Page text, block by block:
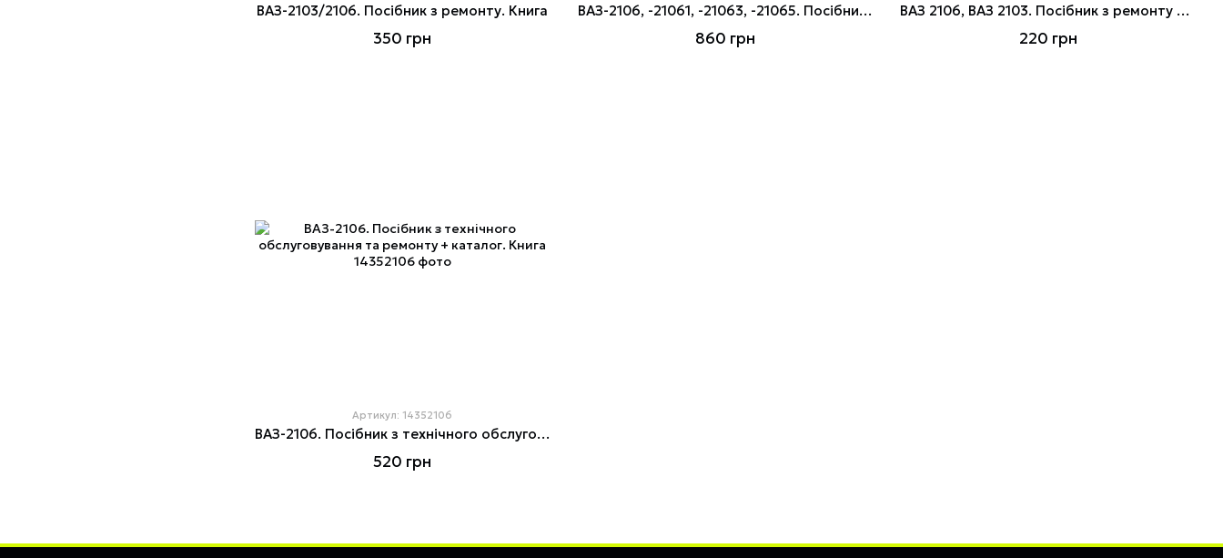
ВАЗ-2103/2106. Посібник з ремонту. Книга
350 грн
ВАЗ-2106, -21061, -21063, -21065. Посібник з ремонту й експлуатації. Книга
860 грн
ВАЗ 2106, ВАЗ 2103. Посібник з ремонту електрообладнання. Книга
220 грн
Артикул: 14352106
ВАЗ-2106. Посібник з технічного обслуговування та ремонту + каталог. Книга
520 грн